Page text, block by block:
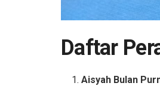
Daftar
Aisyah Bulan